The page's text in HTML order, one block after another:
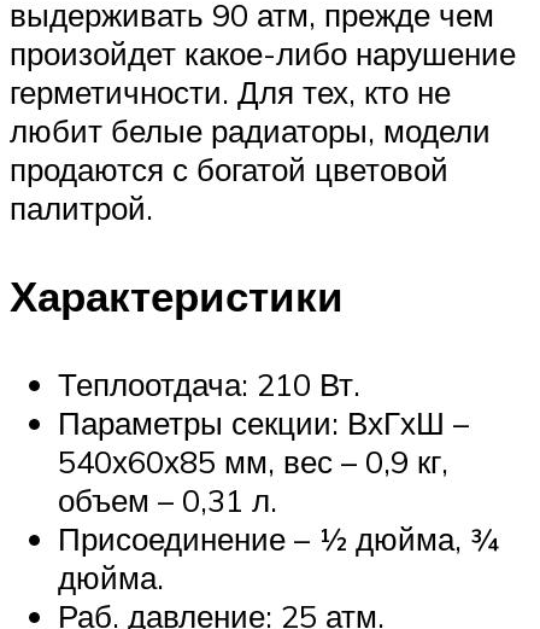
выдерживать 90 атм, прежде чем
произойдет какое-либо нарушение
герметичности. Для тех, кто не
любит белые радиаторы, модели
продаются с богатой цветовой
палитрой.
Характеристики
Теплоотдача: 210 Вт.
Параметры секции: ВхГхШ –
540х60х85 мм, вес – 0,9 кг,
объем – 0,31 л.
Присоединение – ½ дюйма, ¾
дюйма.
Раб. давление: 25 атм.